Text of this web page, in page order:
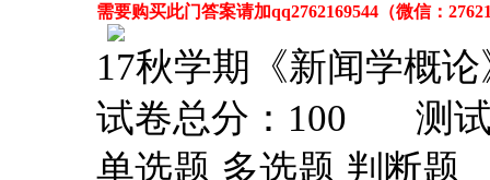
需要购买此门答案请加qq2762169544（微信：
17秋学期《新闻学概
试卷总分：100 测试
单选题 多选题 判断题